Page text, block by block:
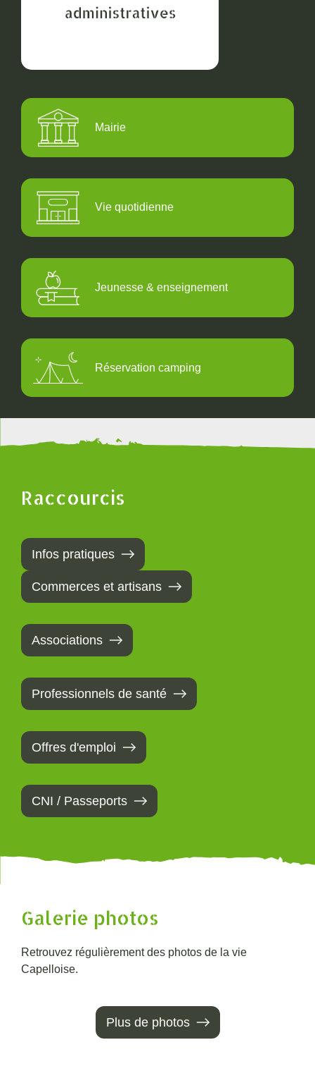
Mairie
Vie quotidienne
Jeunesse & enseignement
Réservation camping
Raccourcis
Infos pratiques
Commerces et artisans
Associations
Professionnels de santé
Offres d'emploi
CNI / Passeports
Galerie photos
Retrouvez régulièrement des photos de la vie
Capelloise.
Plus de photos